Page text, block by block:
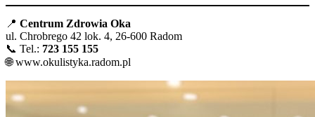
📍 Centrum Zdrowia Oka
ul. Chrobrego 42 lok. 4, 26-600 Radom
📞 Tel.: 723 155 155
🌐www.okulistyka.radom.pl